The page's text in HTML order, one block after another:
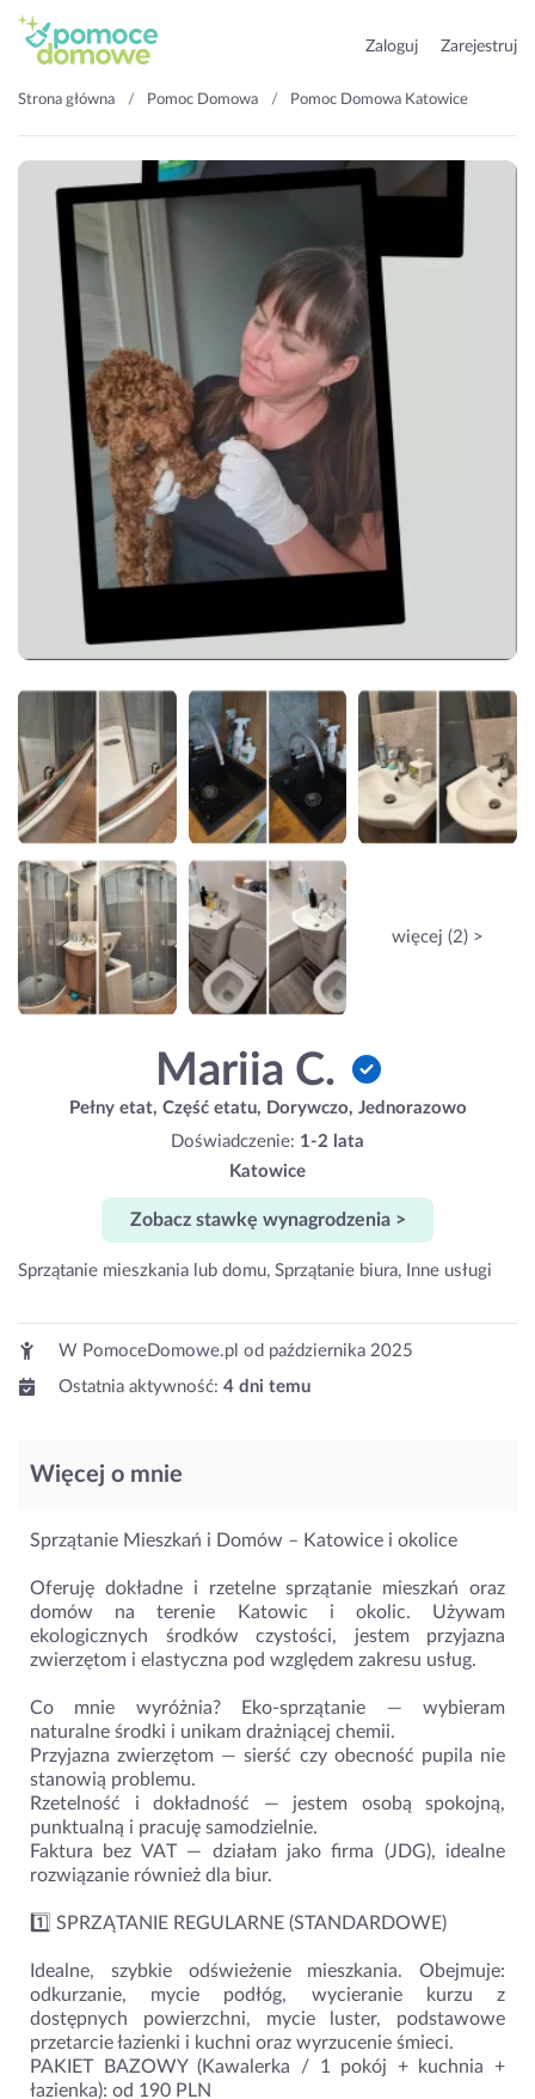
Zaloguj Zarejestruj
Strona główna Pomoc Domowa Pomoc Domowa Katowice
więcej (2) >
Mariia C.
Pełny etat, Część etatu, Dorywczo, Jednorazowo
Doświadczenie: 1-2 lata
Katowice
Zobacz stawkę wynagrodzenia >
Sprzątanie mieszkania lub domu, Sprzątanie biura, Inne usługi
W PomoceDomowe.pl od października 2025
Ostatnia aktywność: 4 dni temu
Więcej o mnie
Sprzątanie Mieszkań i Domów – Katowice i okolice
Oferuję dokładne i rzetelne sprzątanie mieszkań oraz
domów na terenie Katowic i okolic. Używam
ekologicznych środków czystości, jestem przyjazna
zwierzętom i elastyczna pod względem zakresu usług.
Co mnie wyróżnia? Eko-sprzątanie — wybieram
naturalne środki i unikam drażniącej chemii.
Przyjazna zwierzętom — sierść czy obecność pupila nie
stanowią problemu.
Rzetelność i dokładność — jestem osobą spokojną,
punktualną i pracuję samodzielnie.
Faktura bez VAT — działam jako firma (JDG), idealne
rozwiązanie również dla biur.
1️⃣ SPRZĄTANIE REGULARNE (STANDARDOWE)
Idealne, szybkie odświeżenie mieszkania. Obejmuje:
odkurzanie, mycie podłóg, wycieranie kurzu z
dostępnych powierzchni, mycie luster, podstawowe
przetarcie łazienki i kuchni oraz wyrzucenie śmieci.
PAKIET BAZOWY (Kawalerka / 1 pokój + kuchnia +
łazienka): od 190 PLN